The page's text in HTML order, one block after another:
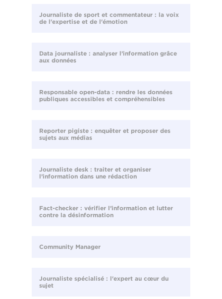
Journaliste de sport et commentateur : la voix
de l'expertise et de l'émotion
Data journaliste : analyser l’information grâce
aux données
Responsable open-data : rendre les données
publiques accessibles et compréhensibles
Reporter pigiste : enquêter et proposer des
sujets aux médias
Journaliste desk : traiter et organiser
l’information dans une rédaction
Fact-checker : vérifier l’information et lutter
contre la désinformation
Community Manager
Journaliste spécialisé : l'expert au cœur du
sujet